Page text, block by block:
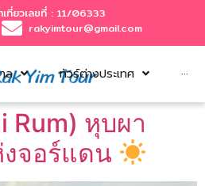
ที่ยวเลขที่ : 11/06333
rakyimtour@gmail.com
ล ทัวร์ต่างประเทศ ···
Rum) หุบผา
จอร์แดน